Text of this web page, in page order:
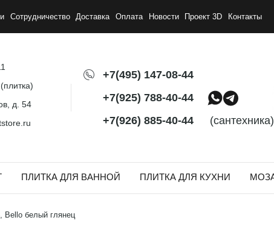
Сотрудничество Доставка Оплата Новости Проект 3D Контакты
(плитка)
д. 54
+7(495) 147-08-44
+7(925) 788-40-44
+7(926) 885-40-44
(сантехника)
ПЛИТКА ДЛЯ ВАННОЙ ПЛИТКА ДЛЯ КУХНИ
Bello белый глянец